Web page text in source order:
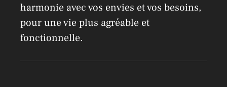
harmonie avec vos envies et vos besoins,
pour une vie plus agréable et
fonctionnelle.